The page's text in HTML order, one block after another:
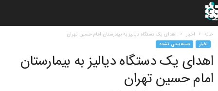
خانه اخبار اهدای یک دستگاه دیالیز به بیمارستان امام حسین تهران
اخبار دسته‌بندی نشده
اهدای یک دستگاه دیالیز به بیمارستان
امام حسین تهران